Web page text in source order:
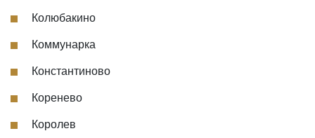
Колюбакино
Коммунарка
Константиново
Коренево
Королев